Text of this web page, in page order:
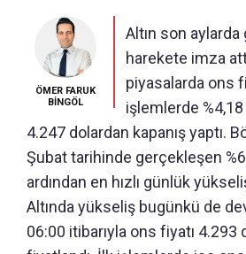
ÖMER FARUK
BİNGÖL
Altın son
harekete imza
piyasalarda ons
işlemlerde
4.247 dolardan kapanış yaptı.
Şubat tarihinde gerçekleşen
ardından en hızlı günlük
Altında yükseliş bugünkü de
06:00 itibarıyla ons fiyatı 4.293